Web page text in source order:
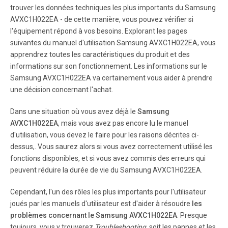
r co s me t ic s .  Do no t gi v e ex ces s iv e sh oc k t o t
Page 8
E- 8 V iew of the Indoor Unit Ai r f lo w b la d e Ai r i nl e t T
im e r in d ic a t or F an in d i ca t o r F i lt er si g n in d ic a t
or Re m ot e c on t r ol s e ns o r - H e a t P um p M o de l.
Page 9
E- 9 ENGLISH V iew of the Indoor Unit I n d oo r U n i t A VX
C4   /  A VX CM   Air flow blades(outlet) T im e r in
d ic a t or Re m ot e c on t r ol s e ns o r On / Of f b ut t o n .
Page 10
E- 10 Operating Recommendations He r e a r e a f e w r ec
om me n d at i o ns t h at y ou sh o u ld f o l lo w w he n u s
in g y o ur a i r c on d i ti o n er . T opic Recommendation
Heating per formances Th e he at pu mp fun cti on of th e
trouver les données techniques les plus importants du Samsung
AVXC1H022EA - de cette manière, vous pouvez vérifier si
l'équipement répond à vos besoins. Explorant les pages
suivantes du manuel d'utilisation Samsung AVXC1H022EA, vous
apprendrez toutes les caractéristiques du produit et des
informations sur son fonctionnement. Les informations sur le
Samsung AVXC1H022EA va certainement vous aider à prendre
une décision concernant l'achat.
Dans une situation où vous avez déjà le Samsung
AVXC1H022EA, mais vous avez pas encore lu le manuel
d'utilisation, vous devez le faire pour les raisons décrites ci-
dessus,. Vous saurez alors si vous avez correctement utilisé les
fonctions disponibles, et si vous avez commis des erreurs qui
peuvent réduire la durée de vie du Samsung AVXC1H022EA.
Cependant, l'un des rôles les plus importants pour l'utilisateur
joués par les manuels d'utilisateur est d'aider à résoudre les
problèmes concernant le Samsung AVXC1H022EA . Presque